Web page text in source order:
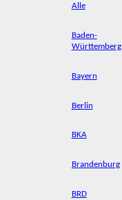
Alle
Baden-
Württemberg
Bayern
Berlin
BKA
Brandenburg
BRD